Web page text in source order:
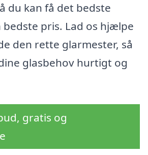
du kan få det bedste
pris. Lad os hjælpe
den rette glarmester, så
glasbehov hurtigt og
gratis og